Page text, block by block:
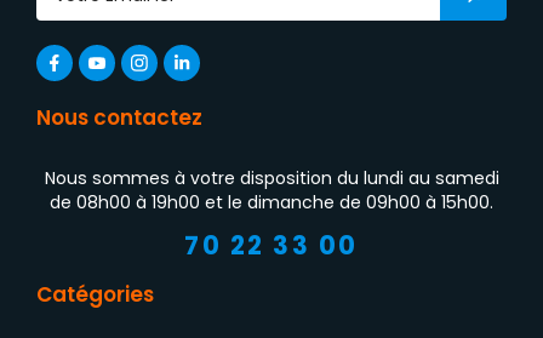
Nous contactez
Nous sommes à votre disposition du lundi au samedi
de 08h00 à 19h00 et le dimanche de 09h00 à 15h00.
70 22 33 00
Catégories